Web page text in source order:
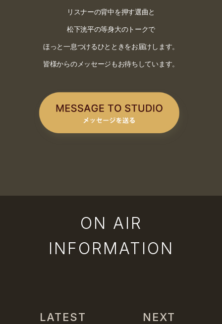
リスナーの背中を押す選曲と
松下洸平の等身大のトークで
ほっと一息つけるひとときをお届けします。
皆様からのメッセージもお待ちしています。
ON AIR
INFORMATION
LATEST NEXT